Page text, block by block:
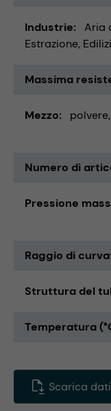
Industrie Aria
Estrazione
Massima
Mezzo polvere
Numero di
Pressione
Raggio di
Struttura del
Temperatura
Scarica